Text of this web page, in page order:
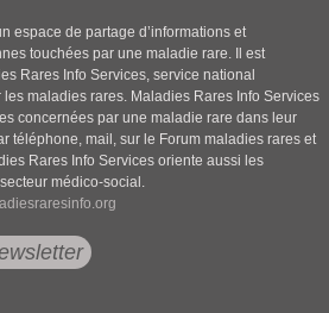
espace de partage d’informations et
touchées par une maladie rare. Il est
Rares Info Services, service national
les maladies rares. Maladies Rares Info Services
concernées par une maladie rare dans leur
téléphone, mail, sur le Forum maladies rares et
Rares Info Services oriente aussi les
médico-social.